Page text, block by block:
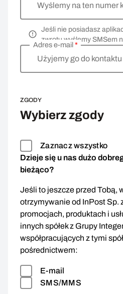
Wyślemy na ten numer
Jeśli nie posiadasz
zwrotu wyślemy SMSem
Użyjemy go do kontaktu
Adres e-mail *
ZGODY
Wybierz zgody
Zaznacz wszystko
Dzieje się u nas dużo
bieżąco?
Jeśli to jeszcze przed Tobą,
otrzymywanie od InPost Sp.
promocjach, produktach i
innych spółek z Grupy
współpracujących z tymi
pośrednictwem:
E-mail
SMS/MMS